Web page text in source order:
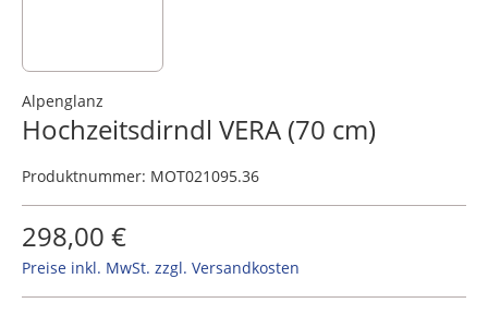
Alpenglanz
Hochzeitsdirndl VERA (70 cm)
Produktnummer: MOT021095.36
298,00 €
Preise inkl. MwSt. zzgl. Versandkosten